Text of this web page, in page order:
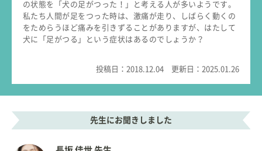
の状態を「犬の足がつった！」と考える人が多いようです。
私たち人間が足をつった時は、激痛が走り、しばらく動くの
をためらうほど痛みを引きずることがありますが、はたして
犬に「足がつる」という症状はあるのでしょうか？
投稿日：2018.12.04 更新日：2025.01.26
先生にお聞きしました